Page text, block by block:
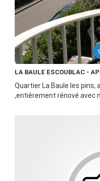
LA BAULE ESCOUBLAC -
Quartier La Baule les pins,
,entièrement rénové avec